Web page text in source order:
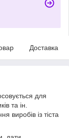
Доставка
для
та ін.
виробів із тіста